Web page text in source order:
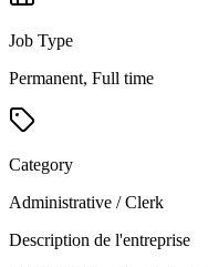
Job Type
Permanent, Full time
Category
Administrative / Clerk
Description de l'entreprise